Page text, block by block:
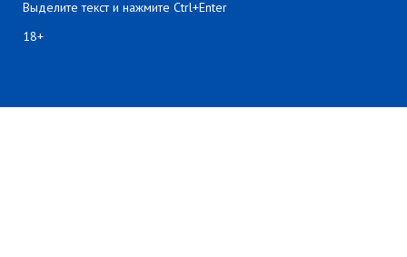
Выделите текст и нажмите Ctrl+Enter
18+